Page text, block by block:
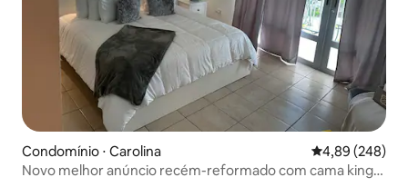
Condomínio ⋅ Carolina 4,89 de uma
4,89 (248)
Novo melhor anúncio recém-reformado com cama king